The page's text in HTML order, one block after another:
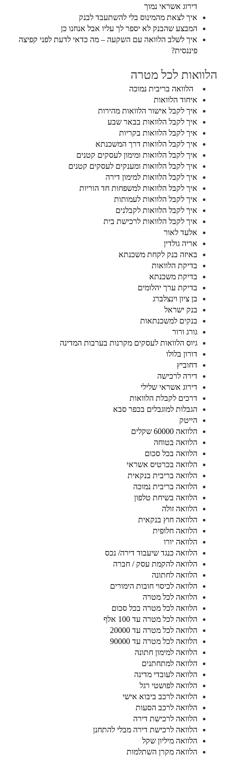
דירוג אשראי נמוך
איך לצאת מהמינוס בלי להשתעבד לבנק
המבצע שהבנק לא יספר לך עליו אבל אנחנו כן
איך לשלב הלוואה עם השקעה – מה כדאי לדעת לפני קפיצה
פיננסית?
הלוואות לכל מטרה
הלוואה בריבית נמוכה
איחוד הלוואות
איך לקבל אישור הלוואות מהירות
איך לקבל הלוואות בבאר שבע
איך לקבל הלוואות בקריות
איך לקבל הלוואות דרך המשכנתא
איך לקבל הלוואות ומימון לעסקים קטנים
איך לקבל הלוואות ומענקים לעסקים קטנים
איך לקבל הלוואות למימון דירה
איך לקבל הלוואות למשפחות חד הוריות
איך לקבל הלוואות לעמותות
איך לקבל הלוואות לקבלנים
איך לקבל הלוואות לרכישת בית
אלעד לאור
אריה גולדין
באיזה בנק לקחת משכנתא
בדיקת הלוואות
בדיקת משכנתא
בדיקת ערך יהלומים
בן ציון וינצלברג
בנק ישראל
בנקים למשכנתאות
גורג ורור
גיוס הלוואות לעסקים מקרנות בערבות המדינה
דורון בלולו
דחוביץ
דירה לרכישה
דירוג אשראי שלילי
דרכים לקבלת הלוואות
הגבלות למוגבלים בכפר סבא
הייטק
הלוואה 60000 שקלים
הלוואה בטוחה
הלוואה בכל סכום
הלוואה בכרטיס אשראי
הלוואה בריבית בנקאית
הלוואה בריבית נמוכה
הלוואה בשיחת טלפון
הלוואה זולה
הלוואה חוץ בנקאית
הלוואה חלופית
הלוואה יורו
הלוואה כנגד שיעבוד דירה/ נכס
הלוואה להקמת עסק / חברה
הלוואה לחתונה
הלוואה לכיסוי חובות הימורים
הלוואה לכל מטרה
הלוואה לכל מטרה בכל סכום
הלוואה לכל מטרה עד 100 אלף
הלוואה לכל מטרה עד 20000
הלוואה לכל מטרה עד 90000
הלוואה למימון חתונה
הלוואה למתחתנים
הלוואה לעובדי מדינה
הלוואה לפושטי רגל
הלוואה לרכב ביבוא אישי
הלוואה לרכב הסעות
הלוואה לרכישת דירה
הלוואה לרכישת דירה מבלי להתחנן
הלוואה מיליון שקל
הלוואה מקרן השתלמות